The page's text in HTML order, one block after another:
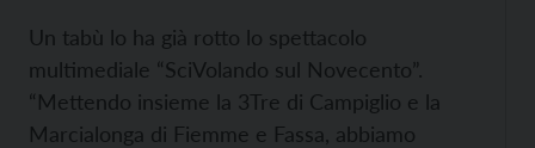
Un tabù lo ha già rotto lo spettacolo
multimediale “SciVolando sul Novecento”.
“Mettendo insieme la 3Tre di Campiglio e la
Marcialonga di Fiemme e Fassa, abbiamo